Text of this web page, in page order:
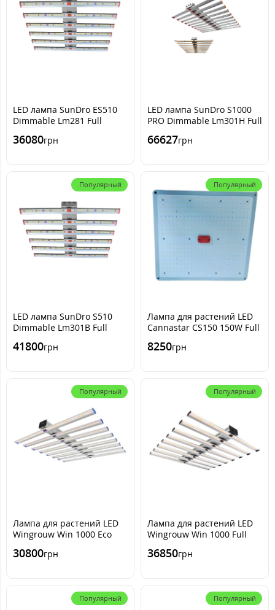
LED лампа SunDro ES510
Dimmable Lm281 Full
36080грн
LED лампа SunDro S1000
PRO Dimmable Lm301H Full
66627грн
Популярный
LED лампа SunDro S510
Dimmable Lm301B Full
41800грн
Популярный
Лампа для растений LED
Cannastar CS150 150W Full
301H
8250грн
Популярный
Лампа для растений LED
Wingrouw Win 1000 Eco
Dimming
30800грн
Популярный
Лампа для растений LED
Wingrouw Win 1000 Full
Dimming
36850грн
Популярный Популярный